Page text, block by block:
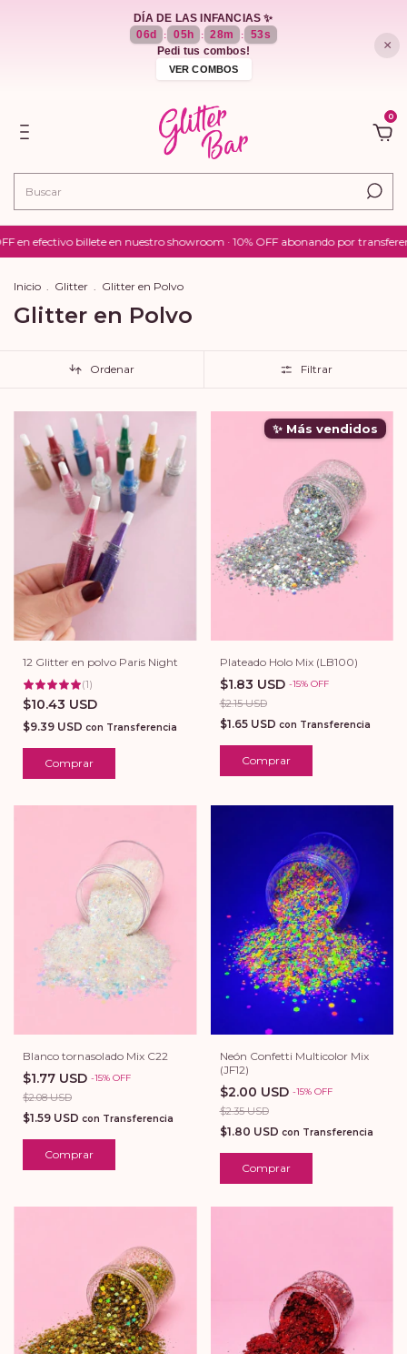
×
DÍA DE LAS INFANCIAS ✨
06d : 05h : 28m : 51s
Pedi tus combos!
VER COMBOS
0
billete en nuestro showroom · 10% OFF abonando por transferencia ·
Inicio . Glitter . Glitter en Polvo
Glitter en Polvo
Ordenar Filtrar
12 Glitter en polvo Paris Night
(1)
$10.43 USD
$9.39 USD con Transferencia
✨ Más vendidos
Plateado Holo Mix (LB100)
$1.83 USD -15% OFF
$2.15 USD
$1.65 USD con Transferencia
Comprar
Blanco tornasolado Mix C22
$1.77 USD -15% OFF
$2.08 USD
$1.59 USD con Transferencia
Comprar
Neón Confetti Multicolor Mix
(JF12)
$2.00 USD -15% OFF
$2.35 USD
$1.80 USD con Transferencia
Comprar